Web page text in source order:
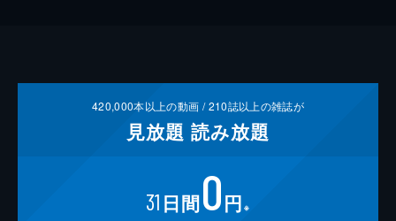
420,000本以上の動画 /210誌以上の雑誌が
見放題 読み放題
31 日間0円 ※